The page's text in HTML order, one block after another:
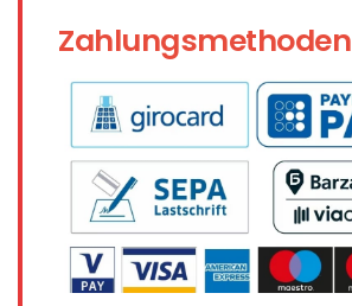
Zahlungsmethoden